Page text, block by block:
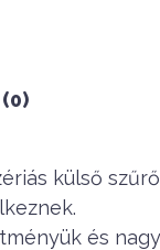
külső
és